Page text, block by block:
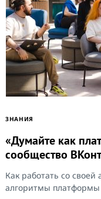
ЗНАНИЯ
«Думайте как
сообщество
Как работать со своей
алгоритмы платформы